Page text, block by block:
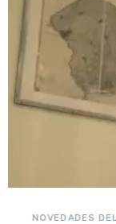
NOVEDADES